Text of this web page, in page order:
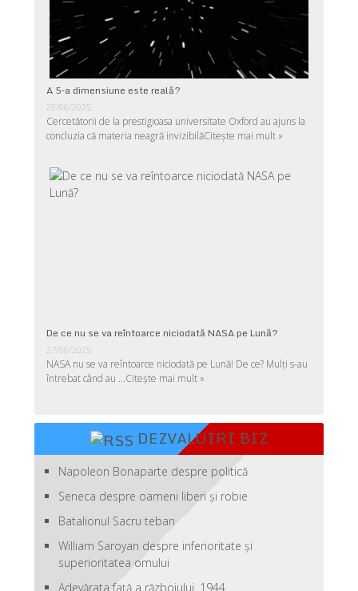
A 5-a dimensiune este reală?
28/06/2025
Cercetătorii de la prestigioasa universitate Oxford au ajuns la
concluzia că materia neagră invizibilăCitește mai mult »
De ce nu se va reîntoarce niciodată NASA pe Lună?
27/06/2025
NASA nu se va reîntoarce niciodată pe Lună! De ce? Mulţi s-au
întrebat când au …Citește mai mult »
DEZVALUIRI BIZ
Napoleon Bonaparte despre politică
Seneca despre oameni liberi şi robie
Batalionul Sacru teban
William Saroyan despre inferioritate şi
superioritatea omului
Adevărata față a războiului. 1944